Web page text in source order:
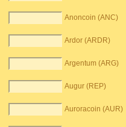
Anoncoin (ANC)
Ardor (ARDR)
Argentum (ARG)
Augur (REP)
Auroracoin (AUR)